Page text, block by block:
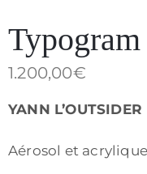
Politique
1.200,00€
YANN L’OUTSIDER
Aérosol et